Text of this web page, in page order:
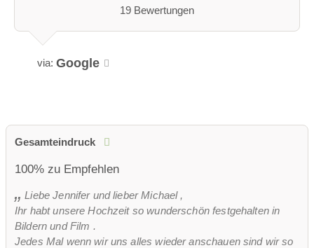
19 Bewertungen
via: Google
Gesamteindruck
100% zu Empfehlen
Liebe Jennifer und lieber Michael ,
Ihr habt unsere Hochzeit so wunderschön festgehalten in
Bildern und Film .
Jedes Mal wenn wir uns alles wieder anschauen sind wir so